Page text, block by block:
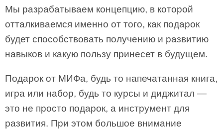
Мы разрабатываем концепцию, в которой
отталкиваемся именно от того, как подарок
будет способствовать получению и развитию
навыков и какую пользу принесет в будущем.
Подарок от МИФа, будь то напечатанная книга,
игра или набор, будь то курсы и диджитал —
это не просто подарок, а инструмент для
развития. При этом большое внимание